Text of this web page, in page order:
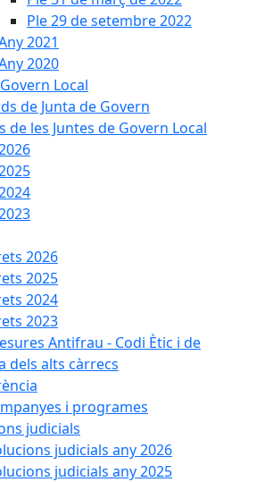
Ple 29 de setembre 2022
2021
2020
Local
de Junta de Govern
de les Juntes de Govern Local
2026
2025
2024
2023
Antifrau - Codi Ètic i de
dels alts càrrecs
i programes
judicials
judicials any 2026
judicials any 2025